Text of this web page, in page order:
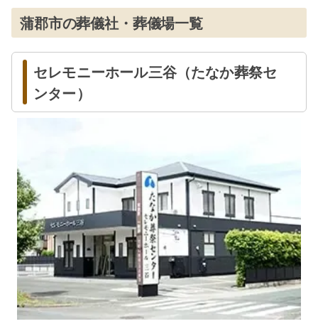
蒲郡市の葬儀社・葬儀場一覧
セレモニーホール三谷（たなか葬祭セ
ンター）